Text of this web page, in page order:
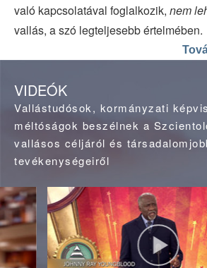
való kapcsolatával foglalkozik, nem
vallás, a szó legteljesebb értelmében.
VIDEÓK
Vallástudósok, kormányzati
méltóságok beszélnek a
vallásos céljáról és
tevékenységeiről